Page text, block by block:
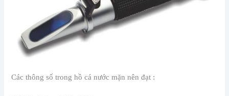
Các thông số trong hồ cá nước mặn nên đạt :